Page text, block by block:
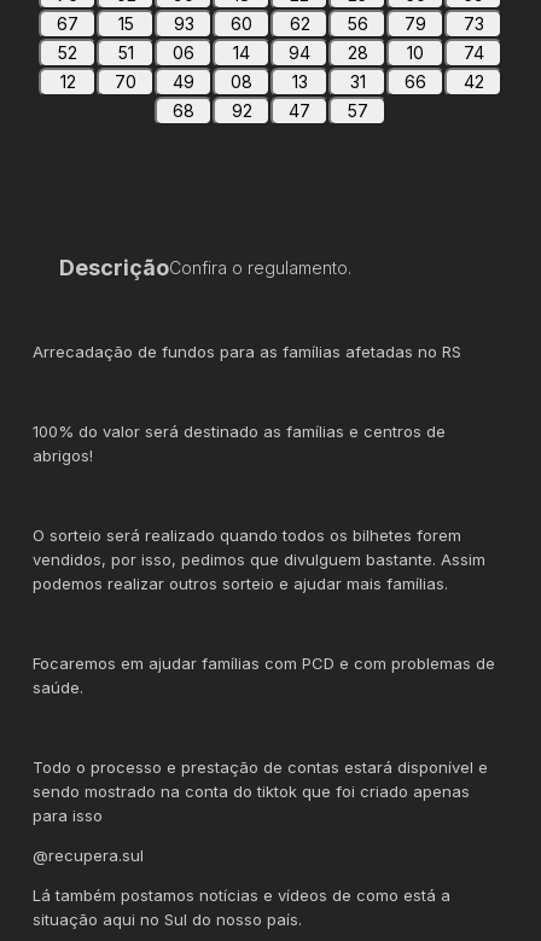
67
15 93 60 62 56 79
73
52
51 06 14 94 28 10
74
12
70 49 08 13 31 66
42
68
92 47 57
DescriçãoConfira o regulamento.
Arrecadação de fundos para as famílias afetadas no RS
100% do valor será destinado as famílias e centros de
abrigos!
O sorteio será realizado quando todos os bilhetes forem
vendidos, por isso, pedimos que divulguem bastante. Assim
podemos realizar outros sorteio e ajudar mais famílias.
Focaremos em ajudar famílias com PCD e com problemas de
saúde.
Todo o processo e prestação de contas estará disponível e
sendo mostrado na conta do tiktok que foi criado apenas
para isso
@recupera.sul
Lá também postamos notícias e vídeos de como está a
situação aqui no Sul do nosso país.